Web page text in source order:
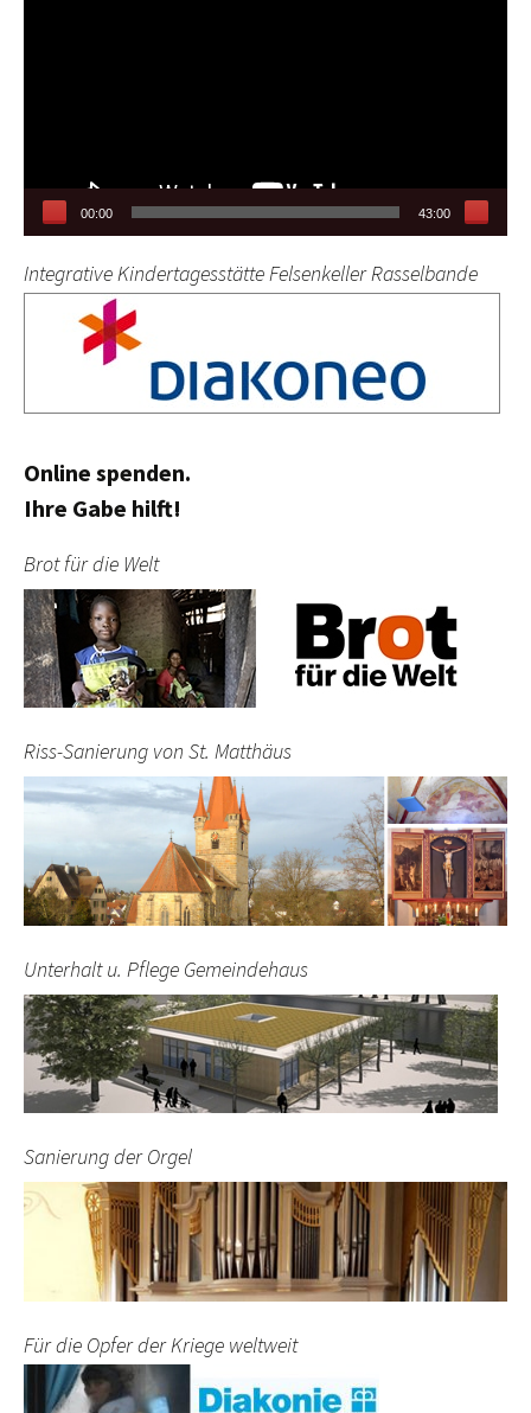
00:00 43:00
Integrative Kindertagesstätte Felsenkeller Rasselbande
Online spenden.
Ihre Gabe hilft!
Brot für die Welt
Riss-Sanierung von St. Matthäus
Unterhalt u. Pflege Gemeindehaus
Sanierung der Orgel
Für die Opfer der Kriege weltweit